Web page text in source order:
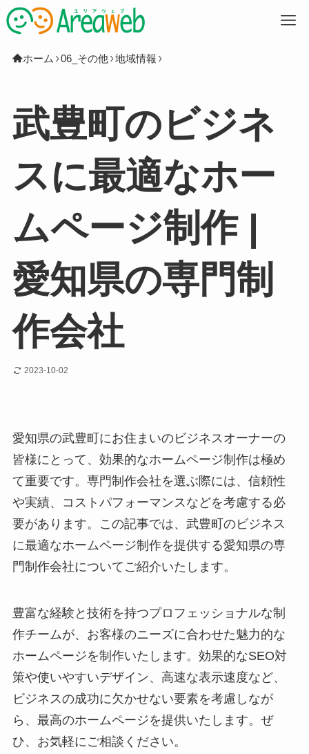
ホーム 06_その他 地域情報
武豊町のビジネ
スに最適なホー
ムページ制作 |
愛知県の専門制
作会社
2023-10-02
愛知県の武豊町にお住まいのビジネスオーナーの
皆様にとって、効果的なホームページ制作は極め
て重要です。専門制作会社を選ぶ際には、信頼性
や実績、コストパフォーマンスなどを考慮する必
要があります。この記事では、武豊町のビジネス
に最適なホームページ制作を提供する愛知県の専
門制作会社についてご紹介いたします。
豊富な経験と技術を持つプロフェッショナルな制
作チームが、お客様のニーズに合わせた魅力的な
ホームページを制作いたします。効果的なSEO対
策や使いやすいデザイン、高速な表示速度など、
ビジネスの成功に欠かせない要素を考慮しなが
ら、最高のホームページを提供いたします。ぜ
ひ、お気軽にご相談ください。